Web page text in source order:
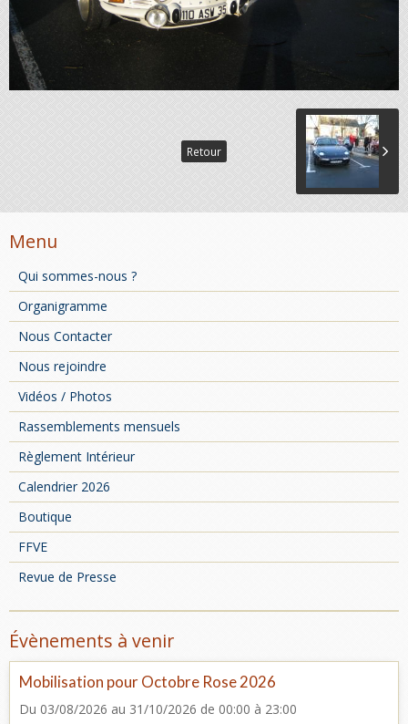
Retour
Menu
Qui sommes-nous ?
Organigramme
Nous Contacter
Nous rejoindre
Vidéos / Photos
Rassemblements mensuels
Règlement Intérieur
Calendrier 2026
Boutique
FFVE
Revue de Presse
Évènements à venir
Mobilisation pour Octobre Rose 2026
Du 03/08/2026 au 31/10/2026 de 00:00 à 23:00